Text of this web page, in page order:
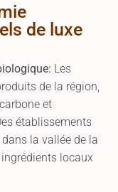
de luxe
Les
de la région,
et
établissements
la vallée de la
ingrédients locaux